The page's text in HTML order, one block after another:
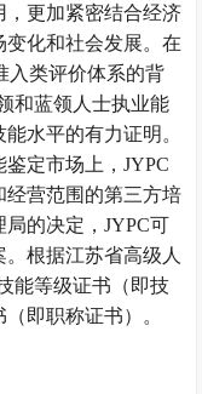
，更加紧密结合经济
化和社会发展。在
入类评价体系的背
和蓝领 人士执业能
水平的有力证明。
鉴定市场上，JYPC
经营范围的第三方培
局的决定，JYPC可
。根据江苏省高级人
能等级证书（即技
即职称证书）。